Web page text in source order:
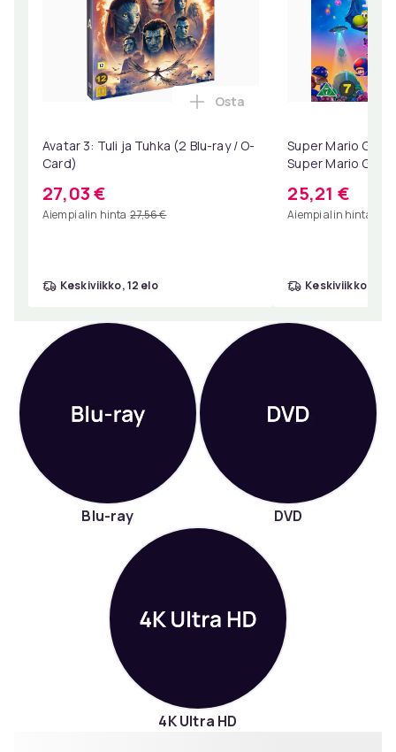
Avatar 3: Tuli ja Tuhka (2 Blu-ray / O-
Card)
27,03 €
Aiempi alin hinta 27,56 €
Lisää Avatar 3: Tuli ja
Osta
keskiviikko, 12 elo
Super Mario
Super Mario
25,21 €
Aiempi alin hinta
keskiviikko, 12
Blu-ray DVD
4K Ultra HD